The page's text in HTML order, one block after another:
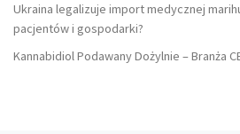
Ukraina legalizuje import medycznej
pacjentów i gospodarki?
Kannabidiol Podawany Dożylnie – Branża